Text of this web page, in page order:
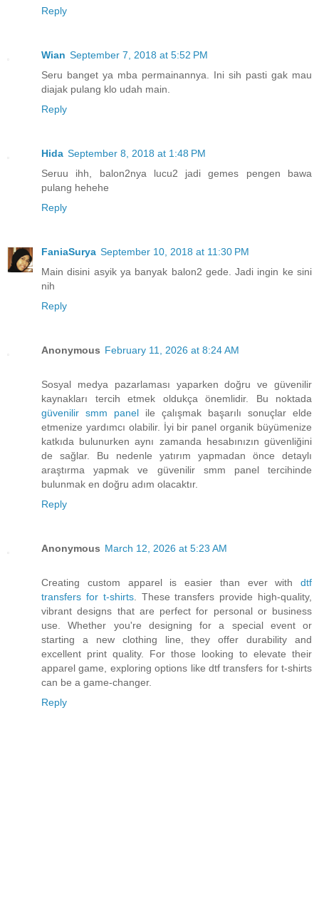
Reply
Wian September 7, 2018 at 5:52 PM
Seru banget ya mba permainannya. Ini sih pasti gak mau
diajak pulang klo udah main.
Reply
Hida September 8, 2018 at 1:48 PM
Seruu ihh, balon2nya lucu2 jadi gemes pengen bawa
pulang hehehe
Reply
FaniaSurya September 10, 2018 at 11:30 PM
Main disini asyik ya banyak balon2 gede. Jadi ingin ke sini
nih
Reply
Anonymous February 11, 2026 at 8:24 AM
Sosyal medya pazarlaması yaparken doğru ve güvenilir
kaynakları tercih etmek oldukça önemlidir. Bu noktada
güvenilir smm panel ile çalışmak başarılı sonuçlar elde
etmenize yardımcı olabilir. İyi bir panel organik büyümenize
katkıda bulunurken aynı zamanda hesabınızın güvenliğini
de sağlar. Bu nedenle yatırım yapmadan önce detaylı
araştırma yapmak ve güvenilir smm panel tercihinde
bulunmak en doğru adım olacaktır.
Reply
Anonymous March 12, 2026 at 5:23 AM
Creating custom apparel is easier than ever with dtf
transfers for t-shirts. These transfers provide high-quality,
vibrant designs that are perfect for personal or business
use. Whether you're designing for a special event or
starting a new clothing line, they offer durability and
excellent print quality. For those looking to elevate their
apparel game, exploring options like dtf transfers for t-shirts
can be a game-changer.
Reply